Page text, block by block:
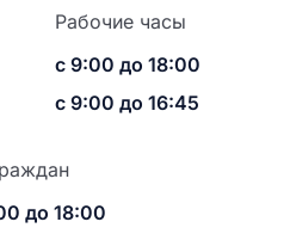
Рабочие часы
с 9:00 до 18:00
с 9:00 до 16:45
до 18:00